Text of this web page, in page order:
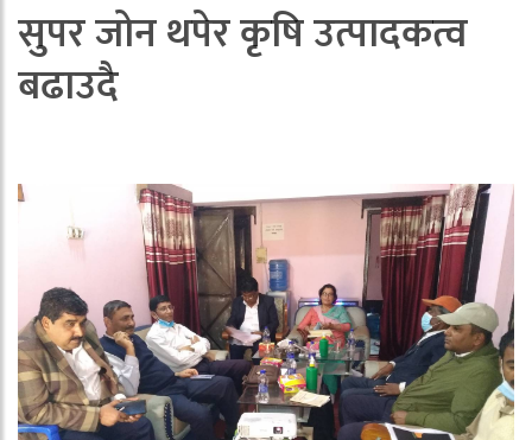
सुपर जोन थपेर कृषि उत्पादकत्व
बढाउदै